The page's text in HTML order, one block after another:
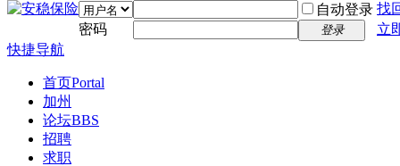
自动登录 找
密码
登录
立
快捷导航
首页Portal
加州
论坛BBS
招聘
求职